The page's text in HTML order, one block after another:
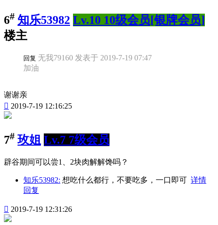
6# 知乐53982 Lv.10 10级会员[银牌会员]
楼主
回复 无我79160 发表于 2019-7-19 07:47
加油
谢谢亲
 2019-7-19 12:16:25
7# 玫姐 Lv.7 7级会员
辟谷期间可以尝1、2块肉解解馋吗？
知乐53982: 想吃什么都行，不要吃多，一口即可 详情
回复
 2019-7-19 12:31:26